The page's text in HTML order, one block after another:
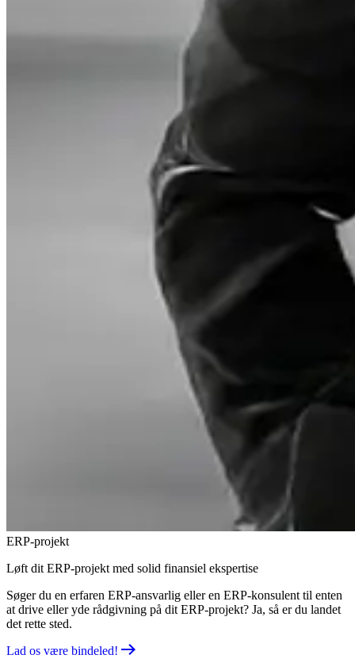
ERP-projekt
Løft dit ERP-projekt med solid finansiel ekspertise
Søger du en erfaren ERP-ansvarlig eller en ERP-konsulent til enten
at drive eller yde rådgivning på dit ERP-projekt? Ja, så er du landet
det rette sted.
Lad os være bindeled!